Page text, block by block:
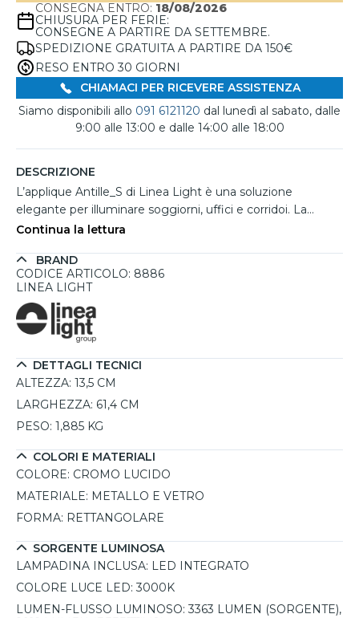
CONSEGNA ENTRO: 18/08/2026
CHIUSURA PER FERIE:
CONSEGNE A PARTIRE DA SETTEMBRE.
SPEDIZIONE GRATUITA A PARTIRE DA 150€
RESO ENTRO 30 GIORNI
CHIAMACI PER RICEVERE ASSISTENZA
Siamo disponibili allo 091 6121120 dal lunedì al sabato, dalle
9:00 alle 13:00 e dalle 14:00 alle 18:00
DESCRIZIONE
L’applique Antille_S di Linea Light è una soluzione
elegante per illuminare soggiorni, uffici e corridoi. La
struttura in vetro trasparente con bordo sabbiato e
Dotata di LED integrato da 28W, emette una luce bianca
calda da 3000K con un flusso luminoso di 3363 lumen
assicura un’illuminazione uniforme, mentre il CRI 90
garantisce una perfetta resa cromatica.
Continua la lettura
BRAND
CODICE ARTICOLO: 8886
LINEA LIGHT
DETTAGLI TECNICI
ALTEZZA: 13,5 CM
LARGHEZZA: 61,4 CM
PESO: 1,885 KG
COLORI E MATERIALI
COLORE: CROMO LUCIDO
MATERIALE: METALLO E VETRO
FORMA: RETTANGOLARE
SORGENTE LUMINOSA
LAMPADINA INCLUSA: LED INTEGRATO
COLORE LUCE LED: 3000K
LUMEN-FLUSSO LUMINOSO: 3363 LUMEN (SORGENTE),